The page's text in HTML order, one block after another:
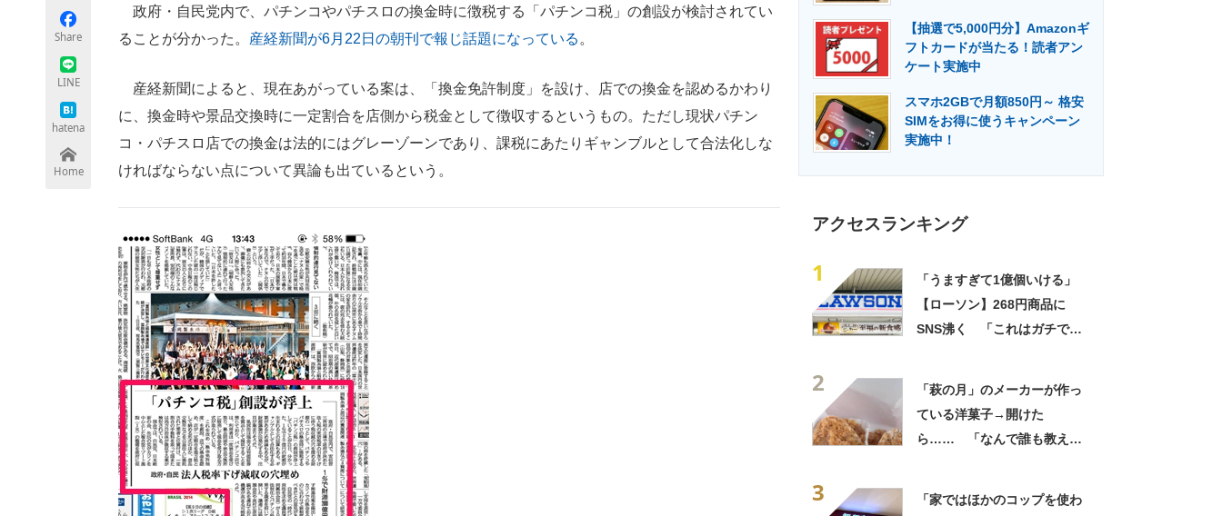
Share
LINE
hatena
Home
政府・自民党内で、パチンコやパチスロの換金時に徴税する「パチンコ税」の創設が検討されてい
ることが分かった。 産経新聞が6月22日の朝刊で報じ話題になっている 。
産経新聞によると、現在あがっている案は、「換金免許制度」を設け、店での換金を認めるかわり
に、換金時や景品交換時に一定割合を店側から税金として徴収するというもの。ただし現状パチン
コ・パチスロ店での換金は法的にはグレーゾーンであり、課税にあたりギャンブルとして合法化しな
ければならない点について異論も出ているという。
【抽選で5,000円分】Amazonギ
フトカードが当たる！読者アン
ケート実施中
スマホ2GBで月額850円～ 格安
SIMをお得に使うキャンペーン
実施中！
アクセスランキング
1
「うますぎて1億個いける」
【ローソン】268円商品に
SNS沸く 「これはガチで美
2
「萩の月」のメーカーが作っ
ている洋菓子→開けた
ら…… 「なんで誰も教えて
3
「家ではほかのコップを使わ